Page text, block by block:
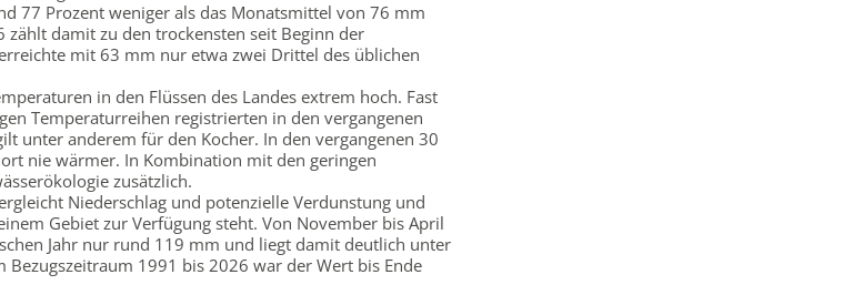
77 Prozent weniger als das Monatsmittel von 76 mm
damit zu den trockensten seit Beginn der
mit 63 mm nur etwa zwei Drittel des üblichen
in den Flüssen des Landes extrem hoch. Fast
Temperaturreihen registrierten in den vergangenen
unter anderem für den Kocher. In den vergangenen 30
nie wärmer. In Kombination mit den geringen
zusätzlich.
Niederschlag und potenzielle Verdunstung und
Gebiet zur Verfügung steht. Von November bis April
Jahr nur rund 119 mm und liegt damit deutlich unter
Bezugszeitraum 1991 bis 2026 war der Wert bis Ende